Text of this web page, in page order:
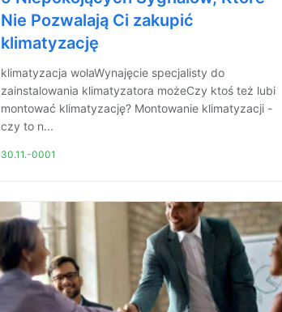
Nie Pozwalają Ci zakupić
klimatyzację
klimatyzacja wolaWynajęcie specjalisty do
zainstalowania klimatyzatora możeCzy ktoś też lubi
montować klimatyzację? Montowanie klimatyzacji -
czy to n...
30.11.-0001